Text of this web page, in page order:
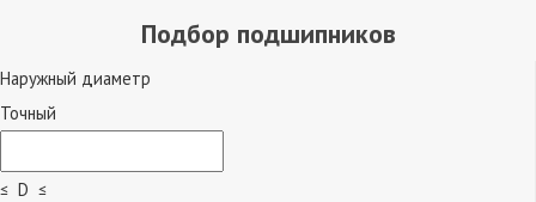
Подбор подшипников
Наружный диаметр
Точный
≤ D ≤